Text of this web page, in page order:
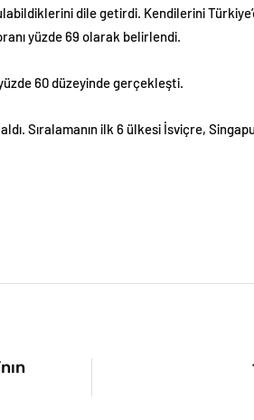
dile getirdi. Kendilerini
yüzde 69 olarak belirlendi.
60 düzeyinde gerçekleşti.
Sıralamanın ilk 6 ülkesi İsviçre,